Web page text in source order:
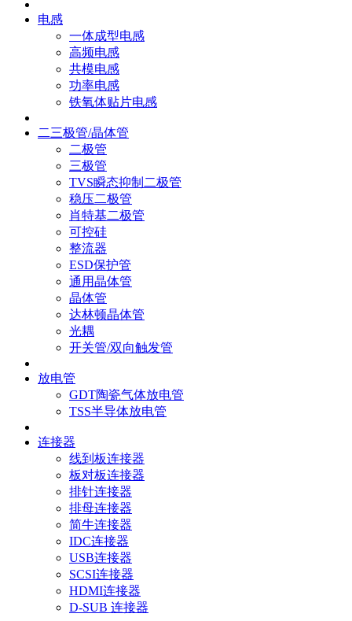
电感
一体成型电感
高频电感
共模电感
功率电感
铁氧体贴片电感
二三极管/晶体管
二极管
三极管
TVS瞬态抑制二极管
稳压二极管
肖特基二极管
可控硅
整流器
ESD保护管
通用晶体管
晶体管
达林顿晶体管
光耦
开关管/双向触发管
放电管
GDT陶瓷气体放电管
TSS半导体放电管
连接器
线到板连接器
板对板连接器
排针连接器
排母连接器
简牛连接器
IDC连接器
USB连接器
SCSI连接器
HDMI连接器
D-SUB 连接器